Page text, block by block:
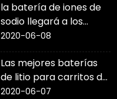
la batería de iones de
sodio llegará a los
automóviles de
producción este año
2020-06-08
Las mejores baterías
de litio para carritos de
golf
2020-06-07